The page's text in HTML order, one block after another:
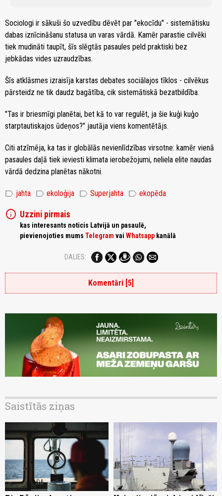
Sociologi ir sākuši šo uzvedību dēvēt par "ekocīdu" - sistemātisku
dabas iznīcināšanu statusa un varas vārdā. Kamēr parastie cilvēki
tiek mudināti taupīt, šīs slēgtās pasaules peld praktiski bez
jebkādas vides uzraudzības.
Šīs atklāsmes izraisīja karstas debates sociālajos tīklos - cilvēkus
pārsteidz ne tik daudz bagātība, cik sistemātiskā bezatbildība.
"Tas ir briesmīgi planētai, bet kā to var regulēt, ja šie kuģi kuģo
starptautiskajos ūdeņos?" jautāja viens komentētājs.
Citi atzīmēja, ka tas ir globālās nevienlīdzības virsotne: kamēr vienā
pasaules daļā tiek ieviesti klimata ierobežojumi, neliela elite naudas
vārdā dedzina planētas nākotni.
label jahta label ekoloģija label Superjahta label ekopēda
info Uzzini pirmais
kas interesants noticis Latvijā un pasaulē,
pievienojoties mums Telegram vai Whatsapp kanālā
DALIES:
Komentāri [5]
Saistītās ziņas